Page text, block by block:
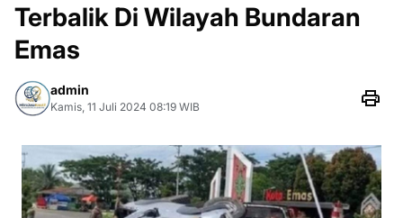
Terbalik Di Wilayah Bundaran
Emas
admin
Kamis, 11 Juli 2024 08:19 WIB